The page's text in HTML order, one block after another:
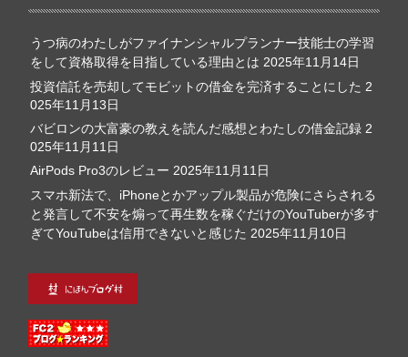
うつ病のわたしがファイナンシャルプランナー技能士の学習
をして資格取得を目指している理由とは 2025年11月14日
投資信託を売却してモビットの借金を完済することにした 2
025年11月13日
バビロンの大富豪の教えを読んだ感想とわたしの借金記録 2
025年11月11日
AirPods Pro3のレビュー 2025年11月11日
スマホ新法で、iPhoneとかアップル製品が危険にさらされる
と発言して不安を煽って再生数を稼ぐだけのYouTuberが多す
ぎてYouTubeは信用できないと感じた 2025年11月10日